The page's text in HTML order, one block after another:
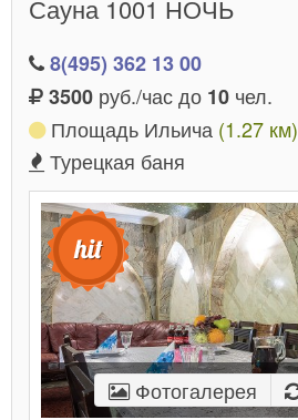
Сауна 1001 НОЧЬ
8(495) 362 13 00
3500 руб./час до 10 чел.
Площадь Ильича (1.27 км)
Турецкая баня
Фотогалерея